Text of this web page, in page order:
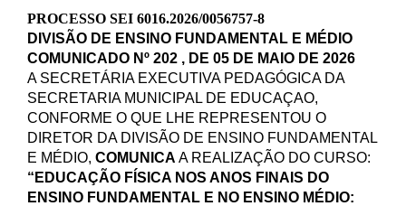
PROCESSO SEI 6016.2026/0056757-8
DIVISÃO DE ENSINO FUNDAMENTAL E MÉDIO
COMUNICADO Nº 202 , DE 05 DE MAIO DE 2026
A SECRETÁRIA EXECUTIVA PEDAGÓGICA DA
SECRETARIA MUNICIPAL DE EDUCAÇAO,
CONFORME O QUE LHE REPRESENTOU O
DIRETOR DA DIVISÃO DE ENSINO FUNDAMENTAL
E MÉDIO, COMUNICA A REALIZAÇÃO DO CURSO:
“EDUCAÇÃO FÍSICA NOS ANOS FINAIS DO
ENSINO FUNDAMENTAL E NO ENSINO MÉDIO: